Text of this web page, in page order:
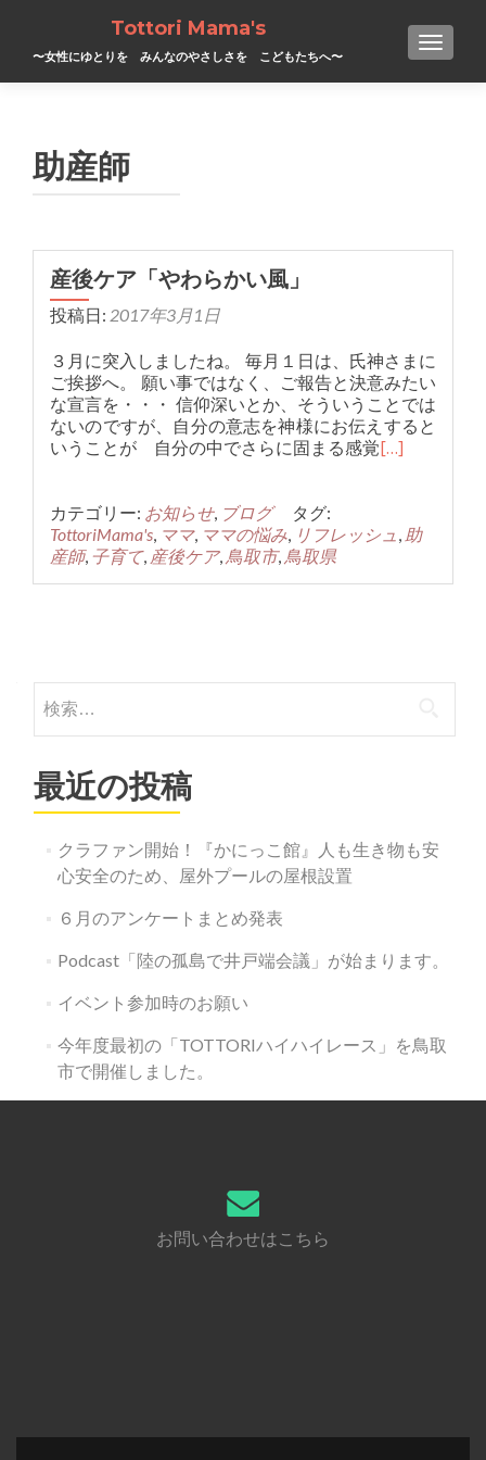
Tottori Mama's
〜女性にゆとりを みんなのやさしさを こどもたちへ〜
助産師
産後ケア「やわらかい風」
投稿日: 2017年3月1日
３月に突入しましたね。 毎月１日は、氏神さまに
ご挨拶へ。 願い事ではなく、ご報告と決意みたい
な宣言を・・・ 信仰深いとか、そういうことでは
ないのですが、自分の意志を神様にお伝えすると
いうことが 自分の中でさらに固まる感覚[…]
カテゴリー: お知らせ, ブログ
タグ:
TottoriMama's, ママ, ママの悩み, リフレッシュ , 助
産師, 子育て, 産後ケア, 鳥取市, 鳥取県
稿
ナ
ビ
ゲ
ー
シ
索:
最近の投稿
クラファン開始！『かにっこ館』人も生き物も安
心安全のため、屋外プールの屋根設置
６月のアンケートまとめ発表
Podcast「陸の孤島で井戸端会議」が始まります。
イベント参加時のお願い
今年度最初の「TOTTORIハイハイレース」を鳥取
市で開催しました。
お問い合わせはこちら